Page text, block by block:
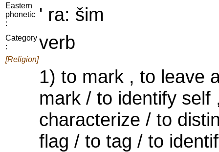
Eastern
phonetic
:
' ra: šim
Category
:
verb
[Religion]
1) to mark , to leave
mark / to identify
characterize / to
flag / to tag / to